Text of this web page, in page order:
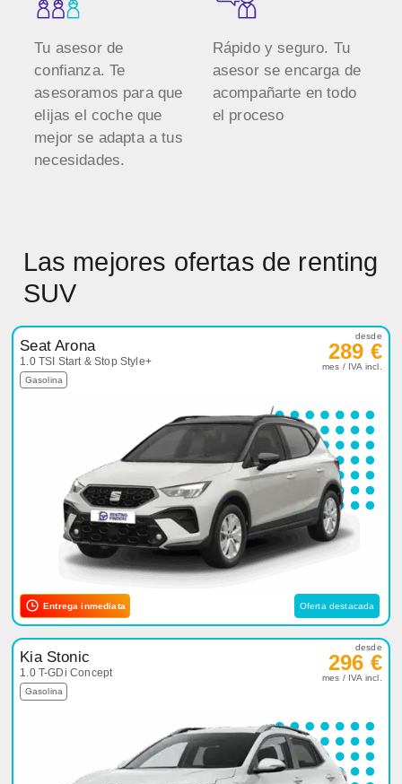
Tu asesor de
confianza. Te
asesoramos para que
elijas el coche que
mejor se adapta a tus
necesidades.
Rápido y seguro. Tu
asesor se encarga de
acompañarte en todo
el proceso
Las mejores ofertas de renting
SUV
Seat Arona
1.0 TSI Start & Stop Style+
Gasolina
desde
289 €
mes / IVA incl.
Entrega inmediata Oferta destacada
Kia Stonic
1.0 T-GDi Concept
Gasolina
desde
296 €
mes / IVA incl.